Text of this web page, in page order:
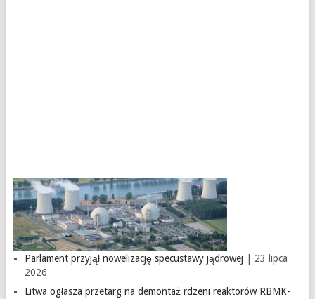
Parlament przyjął nowelizację specustawy jądrowej | 23 lipca
2026
Litwa ogłasza przetarg na demontaż rdzeni reaktorów RBMK-